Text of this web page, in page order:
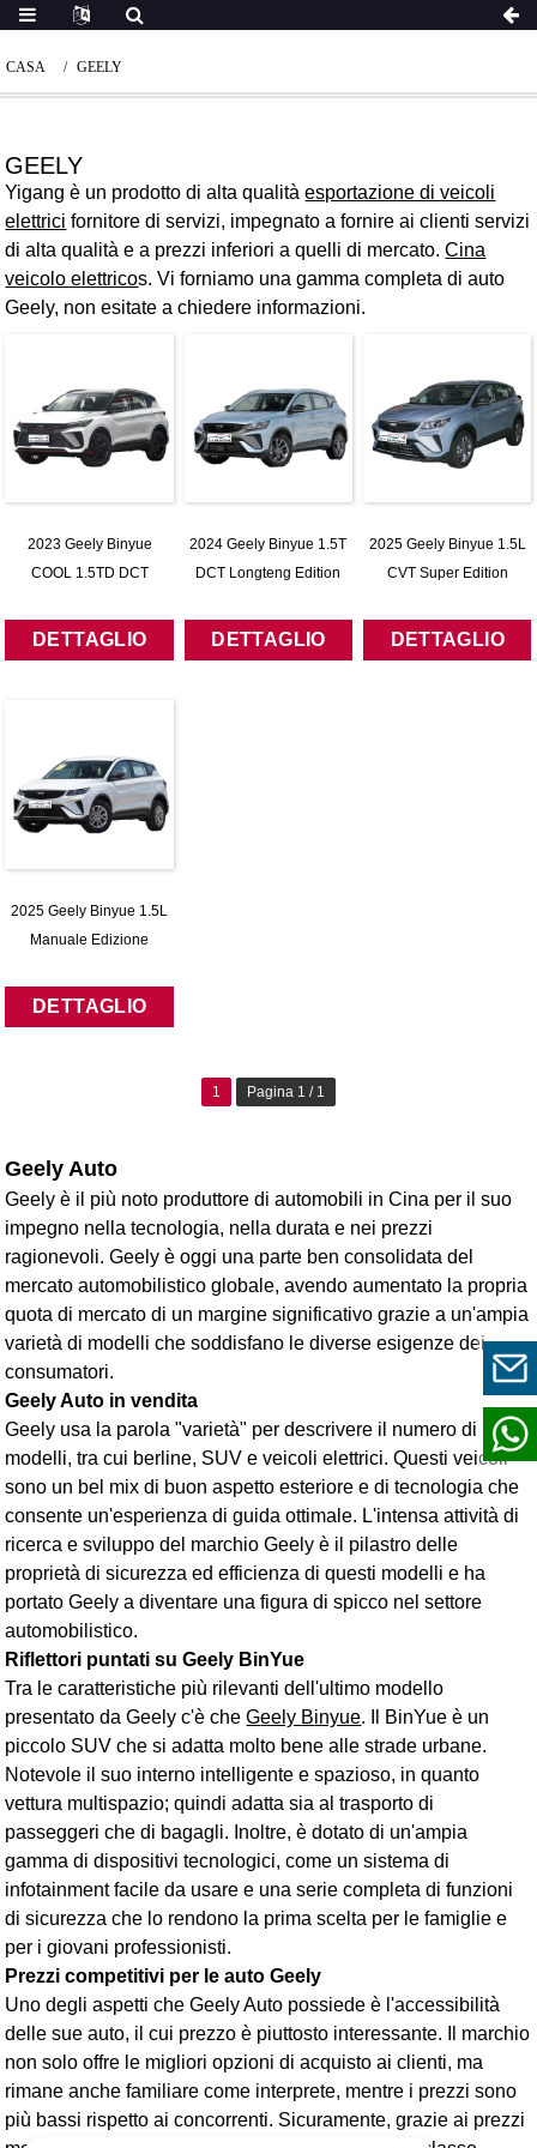
CASA GEELY
GEELY
Yigang è un prodotto di alta qualitàesportazione di veicoli
elettrici fornitore di servizi, impegnato a fornire ai clienti servizi
di alta qualità e a prezzi inferiori a quelli di mercato.Cina
veicolo elettricos. Vi forniamo una gamma completa di auto
Geely, non esitate a chiedere informazioni.
2023 Geely Binyue
COOL 1.5TD DCT
DETTAGLIO
2024 Geely Binyue 1.5T
DCT Longteng Edition
DETTAGLIO
2025 Geely Binyue 1.5L
CVT Super Edition
DETTAGLIO
2025 Geely Binyue 1.5L
Manuale Edizione
DETTAGLIO
1 Pagina 1 / 1
Geely Auto
Geely è il più noto produttore di automobili in Cina per il suo
impegno nella tecnologia, nella durata e nei prezzi
ragionevoli. Geely è oggi una parte ben consolidata del
mercato automobilistico globale, avendo aumentato la propria
quota di mercato di un margine significativo grazie a un'ampia
varietà di modelli che soddisfano le diverse esigenze dei
consumatori.
Geely Auto in vendita
Geely usa la parola "varietà" per descrivere il numero di
modelli, tra cui berline, SUV e veicoli elettrici. Questi veicoli
sono un bel mix di buon aspetto esteriore e di tecnologia che
consente un'esperienza di guida ottimale. L'intensa attività di
ricerca e sviluppo del marchio Geely è il pilastro delle
proprietà di sicurezza ed efficienza di questi modelli e ha
portato Geely a diventare una figura di spicco nel settore
automobilistico.
Riflettori puntati su Geely BinYue
Tra le caratteristiche più rilevanti dell'ultimo modello
presentato da Geely c'è cheGeely Binyue. Il BinYue è un
piccolo SUV che si adatta molto bene alle strade urbane.
Notevole il suo interno intelligente e spazioso, in quanto
vettura multispazio; quindi adatta sia al trasporto di
passeggeri che di bagagli. Inoltre, è dotato di un'ampia
gamma di dispositivi tecnologici, come un sistema di
infotainment facile da usare e una serie completa di funzioni
di sicurezza che lo rendono la prima scelta per le famiglie e
per i giovani professionisti.
Prezzi competitivi per le auto Geely
Uno degli aspetti che Geely Auto possiede è l'accessibilità
delle sue auto, il cui prezzo è piuttosto interessante. Il marchio
non solo offre le migliori opzioni di acquisto ai clienti, ma
rimane anche familiare come interprete, mentre i prezzi sono
più bassi rispetto ai concorrenti. Sicuramente, grazie ai prezzi